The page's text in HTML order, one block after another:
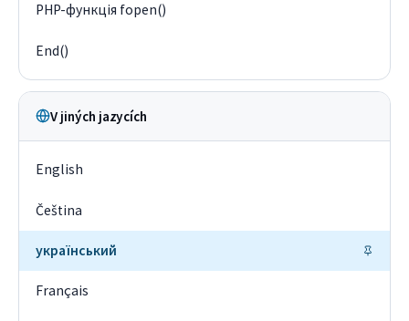
PHP-функція fopen()
End()
V jiných jazycích
English
Čeština
український
Français